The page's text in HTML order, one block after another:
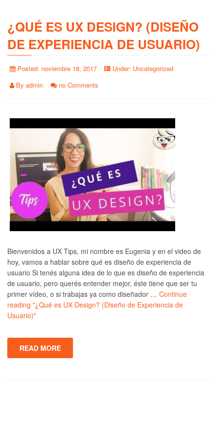
¿QUÉ ES UX DESIGN? (DISEÑO
DE EXPERIENCIA DE USUARIO)
Posted: noviembre 18, 2017 Under: Uncategorized
By admin no Comments
Bienvenidos a UX Tips, mi nombre es Eugenia y en el video de
hoy, vamos a hablar sobre qué es diseño de experiencia de
usuario Si tenés alguna idea de lo que es diseño de experiencia
de usuario, pero querés entender mejor, éste tiene que ser tu
primer vídeo, o si trabajas ya como diseñador … Continue
reading "¿Qué es UX Design? (Diseño de Experiencia de
Usuario)"
READ MORE